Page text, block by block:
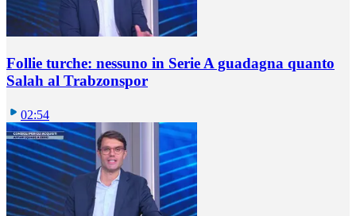
Follie turche: nessuno in Serie A guadagna quanto
Salah al Trabzonspor
02:54